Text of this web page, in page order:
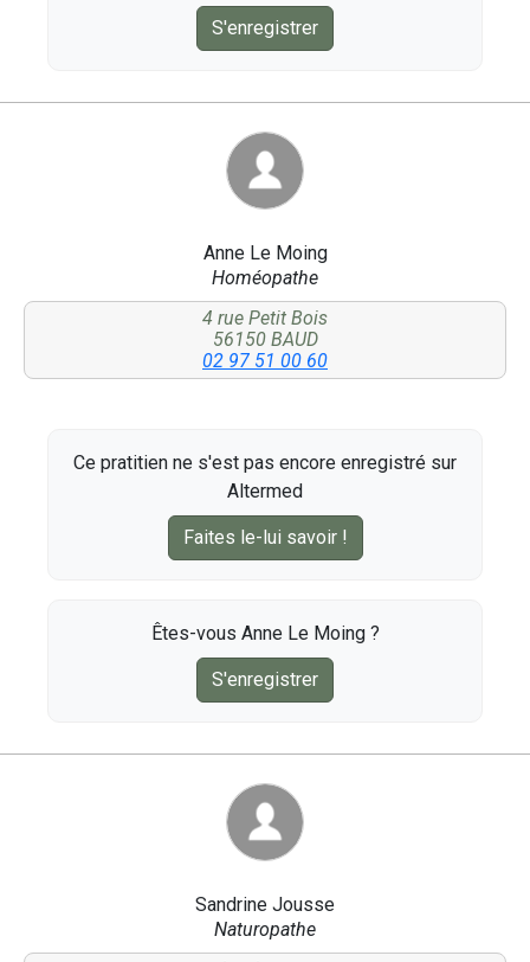
S'enregistrer
Anne Le Moing
Homéopathe
4 rue Petit Bois
56150 BAUD
02 97 51 00 60
Ce pratitien ne s'est pas encore enregistré sur
Altermed
Faites le-lui savoir !
Êtes-vous Anne Le Moing ?
S'enregistrer
Sandrine Jousse
Naturopathe